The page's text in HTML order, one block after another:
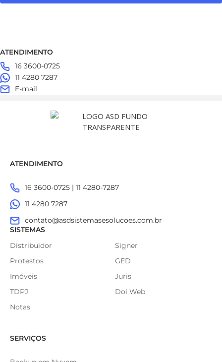
ATENDIMENTO
16 3600-0725
11 4280 7287
E-mail
ATENDIMENTO
16 3600-0725 | 11 4280-7287
11 4280 7287
contato@asdsistemasesolucoes.com.br
SISTEMAS
Distribuidor
Protestos
Imóveis
TDPJ
Notas
Signer
GED
Juris
Doi Web
SERVIÇOS